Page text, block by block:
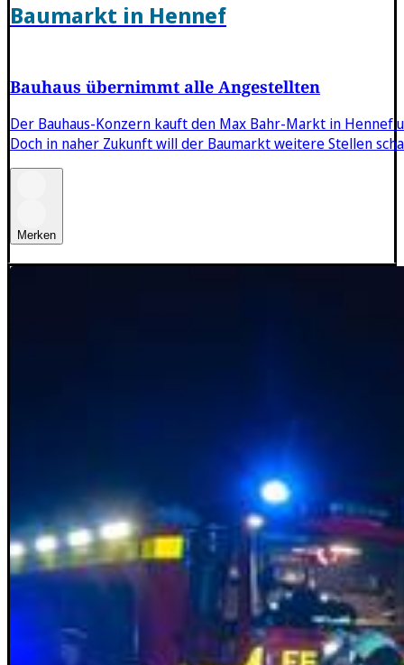
Baumarkt in Hennef
Bauhaus übernimmt alle Angestellten
Der Bauhaus-Konzern kauft den Max Bahr-Markt in
Doch in naher Zukunft will der Baumarkt weitere Stellen
Merken